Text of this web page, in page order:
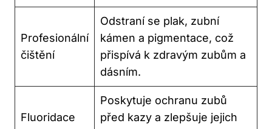
Profesionální
čištění
Odstraní se plak, zubní
kámen a pigmentace, což
přispívá k zdravým zubům a
dásním.
Fluoridace
Poskytuje ochranu zubů
před kazy a zlepšuje jejich